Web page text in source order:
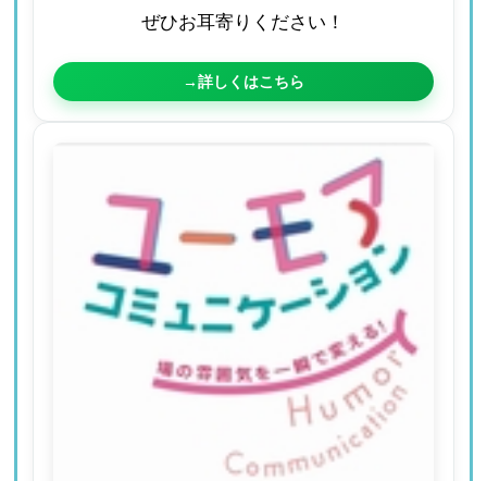
ぜひお耳寄りください！
→詳しくはこちら